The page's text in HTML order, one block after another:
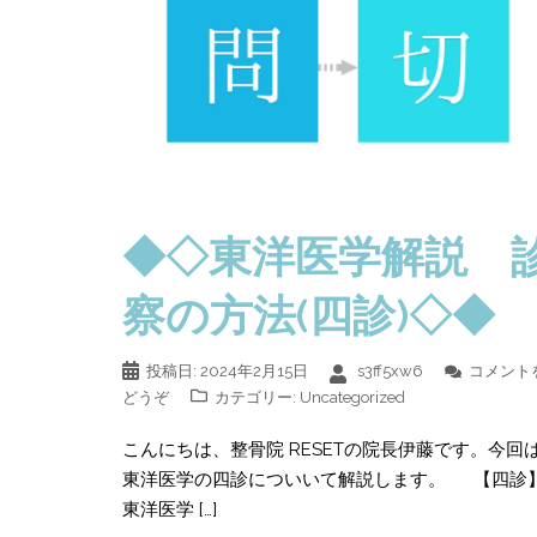
◆◇東洋医学解説
察の方法(四診)◇◆
投稿日: 2024年2月15日 s3ff5xw6
コメント
どうぞ
カテゴリー: Uncategorized
こんにちは、整骨院 RESETの院長伊藤です。今回
東洋医学の四診についいて解説します。 【四診】
東洋医学 […]